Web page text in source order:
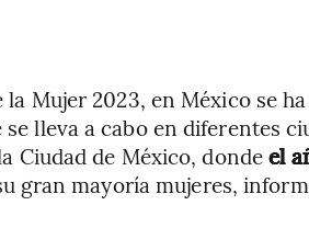
Mujer 2023, en México se
lleva a cabo en diferentes
Ciudad de México, dondeel
gran mayoría mujeres,